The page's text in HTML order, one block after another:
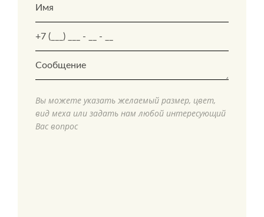
Вы можете указать желаемый размер, цвет,
вид меха или задать нам любой интересующий
Вас вопрос